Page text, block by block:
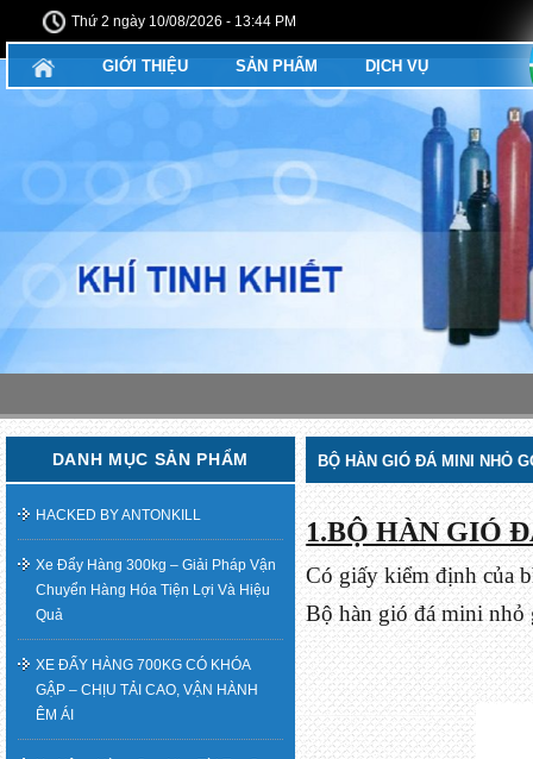
Thứ 2 ngày 10/08/2026 - 13:44 PM
GIỚI THIỆU SẢN PHẨM DỊCH VỤ
BỘ HÀN GIÓ ĐÁ MINI NHỎ
1.BỘ HÀN GIÓ
Có giấy kiểm định của
Bộ hàn gió đá mini
DANH MỤC SẢN PHẨM
HACKED BY ANTONKILL
Xe Đẩy Hàng 300kg – Giải Pháp Vận
Chuyển Hàng Hóa Tiện Lợi Và Hiệu
Quả
XE ĐẨY HÀNG 700KG CÓ KHÓA
GẬP – CHỊU TẢI CAO, VẬN HÀNH
ÊM ÁI